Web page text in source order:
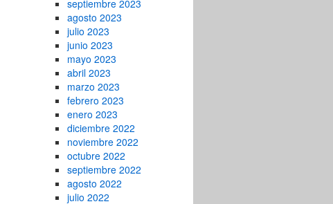
septiembre 2023
agosto 2023
julio 2023
junio 2023
mayo 2023
abril 2023
marzo 2023
febrero 2023
enero 2023
diciembre 2022
noviembre 2022
octubre 2022
septiembre 2022
agosto 2022
julio 2022